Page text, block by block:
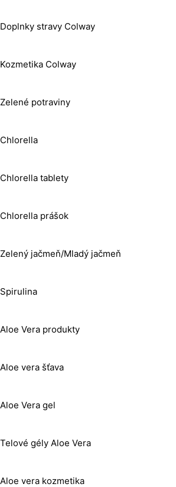
Doplnky stravy Colway
Kozmetika Colway
Zelené potraviny
Chlorella
Chlorella tablety
Chlorella prášok
Zelený jačmeň/Mladý jačmeň
Spirulina
Aloe Vera produkty
Aloe vera šťava
Aloe Vera gel
Telové gély Aloe Vera
Aloe vera kozmetika